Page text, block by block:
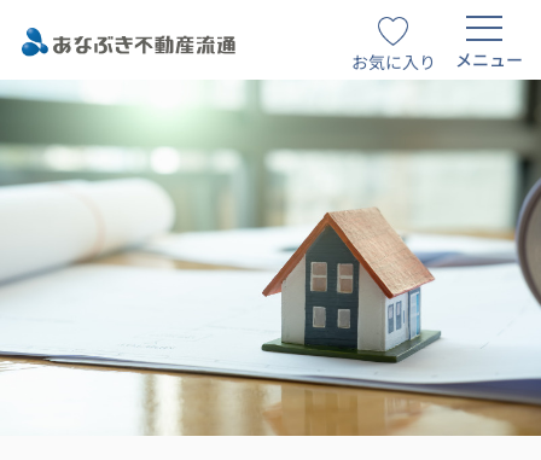
お気に入り メニュー